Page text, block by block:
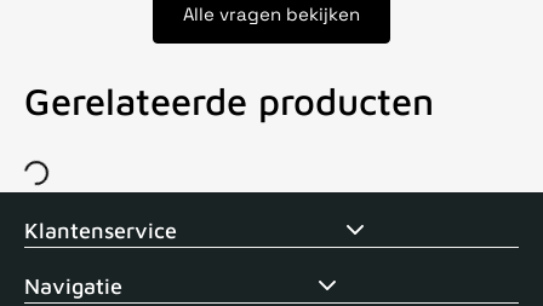
Alle vragen bekijken
Gerelateerde producten
Voor 15uur besteld, zelfde dag verstuurd Echte winkel +35
Klantenservice
Navigatie